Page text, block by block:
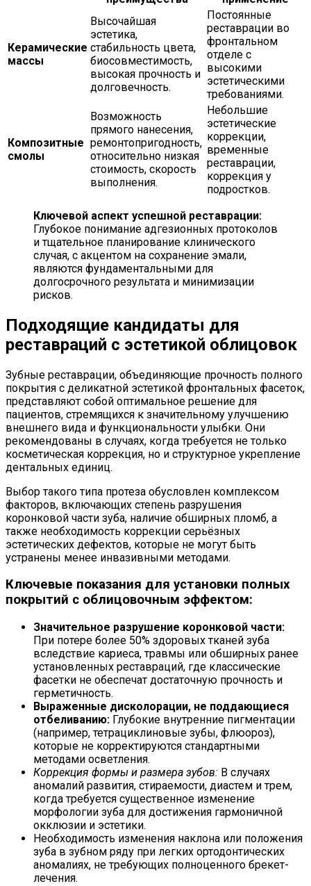
Керамические
массы
Высочайшая
эстетика,
стабильность цвета,
биосовместимость,
высокая прочность и
долговечность.
Постоянные
реставрации во
фронтальном
отделе с
высокими
эстетическими
требованиями.
Композитные
смолы
Возможность
прямого нанесения,
ремонтопригодность,
относительно низкая
стоимость, скорость
выполнения.
Небольшие
эстетические
коррекции,
временные
реставрации,
коррекция у
подростков.
Ключевой аспект успешной реставрации:
Глубокое понимание адгезионных протоколов
и тщательное планирование клинического
случая, с акцентом на сохранение эмали,
являются фундаментальными для
долгосрочного результата и минимизации
рисков.
Подходящие кандидаты для
реставраций с эстетикой облицовок
Зубные реставрации, объединяющие прочность полного
покрытия с деликатной эстетикой фронтальных фасеток,
представляют собой оптимальное решение для
пациентов, стремящихся к значительному улучшению
внешнего вида и функциональности улыбки. Они
рекомендованы в случаях, когда требуется не только
косметическая коррекция, но и структурное укрепление
дентальных единиц.
Выбор такого типа протеза обусловлен комплексом
факторов, включающих степень разрушения
коронковой части зуба, наличие обширных пломб, а
также необходимость коррекции серьёзных
эстетических дефектов, которые не могут быть
устранены менее инвазивными методами.
Ключевые показания для установки полных
покрытий с облицовочным эффектом:
Значительное разрушение коронковой части:
При потере более 50% здоровых тканей зуба
вследствие кариеса, травмы или обширных ранее
установленных реставраций, где классические
фасетки не обеспечат достаточную прочность и
герметичность.
Выраженные дисколорации, не поддающиеся
отбеливанию: Глубокие внутренние пигментации
(например, тетрациклиновые зубы, флюороз),
которые не корректируются стандартными
методами осветления.
Коррекция формы и размера зубов: В случаях
аномалий развития, стираемости, диастем и трем,
когда требуется существенное изменение
морфологии зуба для достижения гармоничной
окклюзии и эстетики.
Необходимость изменения наклона или положения
зуба в зубном ряду при легких ортодонтических
аномалиях, не требующих полноценного брекет-
лечения.